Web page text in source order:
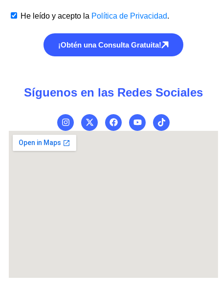
He leído y acepto la Política de Privacidad.
¡Obtén una Consulta Gratuita!
Síguenos en las Redes Sociales